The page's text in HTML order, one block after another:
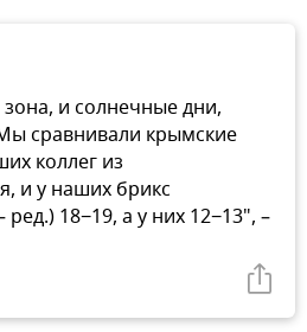
и солнечные дни,
сравнивали крымские
коллег из
и у наших брикс
ред.) 18−19, а у них 12−13", –